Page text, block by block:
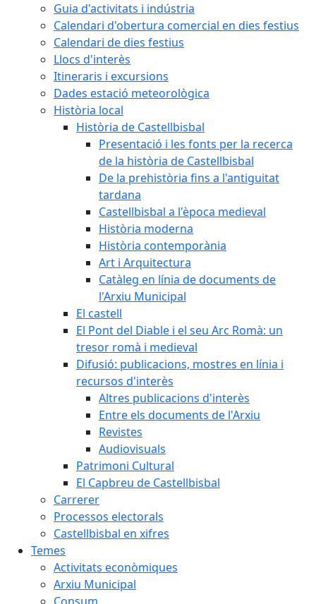
Guia d'activitats i indústria
Calendari d'obertura comercial en dies festius
Calendari de dies festius
Llocs d'interès
Itineraris i excursions
Dades estació meteorològica
Història local
Història de Castellbisbal
Presentació i les fonts per la recerca
de la història de Castellbisbal
De la prehistòria fins a l'antiguitat
tardana
Castellbisbal a l'època medieval
Història moderna
Història contemporània
Art i Arquitectura
Catàleg en línia de documents de
l'Arxiu Municipal
El castell
El Pont del Diable i el seu Arc Romà: un
tresor romà i medieval
Difusió: publicacions, mostres en línia i
recursos d'interès
Altres publicacions d'interès
Entre els documents de l'Arxiu
Revistes
Audiovisuals
Patrimoni Cultural
El Capbreu de Castellbisbal
Carrerer
Processos electorals
Castellbisbal en xifres
Temes
Activitats econòmiques
Arxiu Municipal